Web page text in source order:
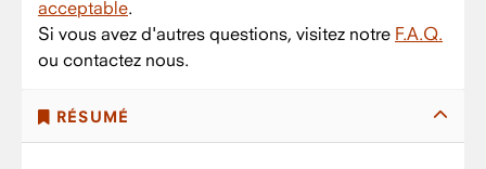
acceptable.
Si vous avez d'autres questions, visitez notre F.A.Q.
ou contactez nous.
RÉSUMÉ